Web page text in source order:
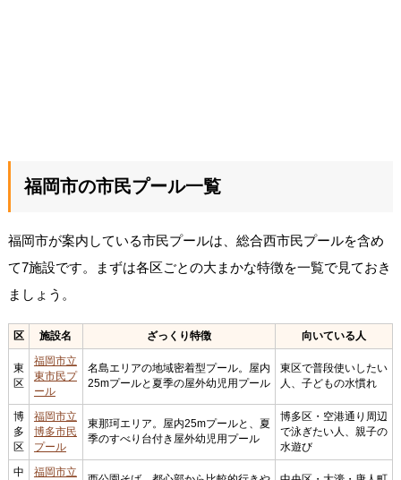
福岡市の市民プール一覧
福岡市が案内している市民プールは、総合西市民プールを含め
て7施設です。まずは各区ごとの大まかな特徴を一覧で見ておき
ましょう。
区 施設名 ざっくり特徴 向いている人
東
区
福岡市立
東市民プ
ール
名島エリアの地域密着型プール。屋内
25mプールと夏季の屋外幼児用プール
東区で普段使いしたい
人、子どもの水慣れ
博
多
区
福岡市立
博多市民
プール
東那珂エリア。屋内25mプールと、夏
季のすべり台付き屋外幼児用プール
博多区・空港通り周辺
で泳ぎたい人、親子の
水遊び
中
福岡市立